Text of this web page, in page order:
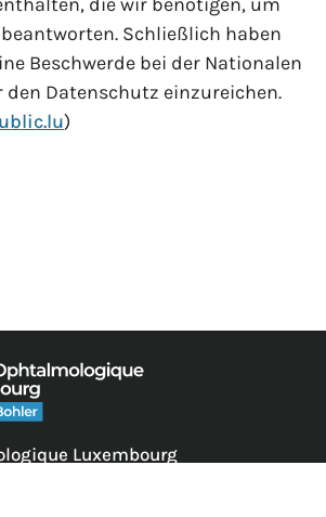
Schließlich haben
Beschwerde bei der Nationalen
Datenschutz einzureichen.
)
Luxembourg